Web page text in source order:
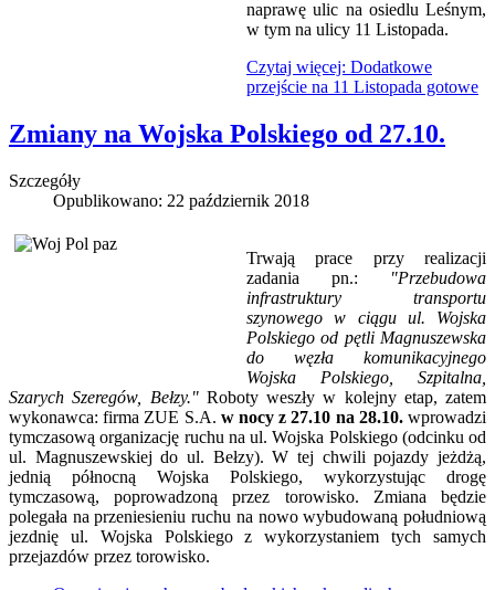
naprawę ulic na osiedlu Leśnym,
w tym na ulicy 11 Listopada.
Czytaj więcej: Dodatkowe
przejście na 11 Listopada gotowe
Zmiany na Wojska Polskiego od 27.10.
Szczegóły
Opublikowano: 22 październik 2018
Trwają prace przy realizacji
zadania pn.:
"Przebudowa
infrastruktury transportu
szynowego w ciągu ul. Wojska
Polskiego od pętli Magnuszewska
do węzła komunikacyjnego
Wojska Polskiego, Szpitalna,
Szarych Szeregów, Bełzy." Roboty weszły w kolejny etap, zatem
wykonawca: firma ZUE S.A. w nocy z 27.10 na 28.10.wprowadzi
tymczasową organizację ruchu na ul. Wojska Polskiego (odcinku od
ul. Magnuszewskiej do ul. Bełzy). W tej chwili pojazdy jeżdżą,
jednią północną Wojska Polskiego, wykorzystując drogę
tymczasową, poprowadzoną przez torowisko. Zmiana będzie
polegała na przeniesieniu ruchu na nowo wybudowaną południową
jezdnię ul. Wojska Polskiego z wykorzystaniem tych samych
przejazdów przez torowisko.